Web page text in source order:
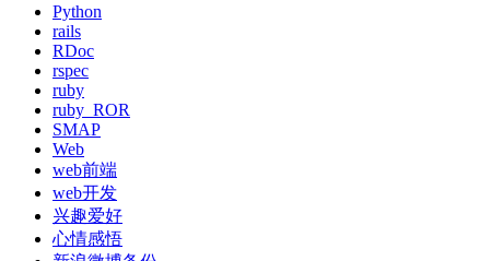
Python
rails
RDoc
rspec
ruby
ruby_ROR
SMAP
Web
web前端
web开发
兴趣爱好
心情感悟